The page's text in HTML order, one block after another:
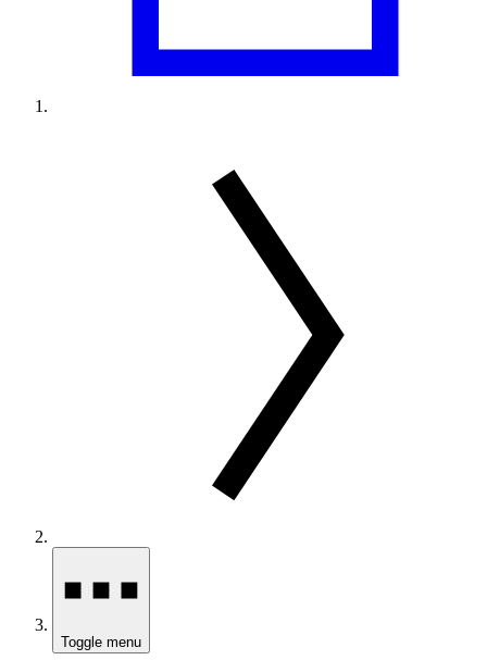
Toggle menu